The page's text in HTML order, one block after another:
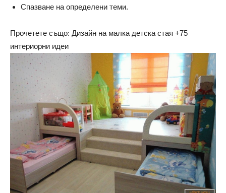
Спазване на определени теми.
Прочетете също: Дизайн на малка детска стая +75
интериорни идеи